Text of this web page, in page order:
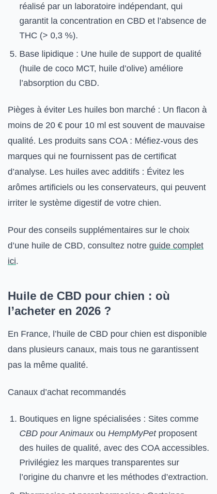
réalisé par un laboratoire indépendant, qui
garantit la concentration en CBD et l’absence de
THC (> 0,3 %).
Base lipidique : Une huile de support de qualité
(huile de coco MCT, huile d’olive) améliore
l’absorption du CBD.
Pièges à éviter Les huiles bon marché : Un flacon à
moins de 20 € pour 10 ml est souvent de mauvaise
qualité. Les produits sans COA : Méfiez-vous des
marques qui ne fournissent pas de certificat
d’analyse. Les huiles avec additifs : Évitez les
arômes artificiels ou les conservateurs, qui peuvent
irriter le système digestif de votre chien.
Pour des conseils supplémentaires sur le choix
d’une huile de CBD, consultez notre guide complet
ici.
Huile de CBD pour chien : où
l’acheter en 2026 ?
En France, l’huile de CBD pour chien est disponible
dans plusieurs canaux, mais tous ne garantissent
pas la même qualité.
Canaux d’achat recommandés
Boutiques en ligne spécialisées : Sites comme
CBD pour Animauxou HempMyPetproposent
des huiles de qualité, avec des COA accessibles.
Privilégiez les marques transparentes sur
l’origine du chanvre et les méthodes d’extraction.